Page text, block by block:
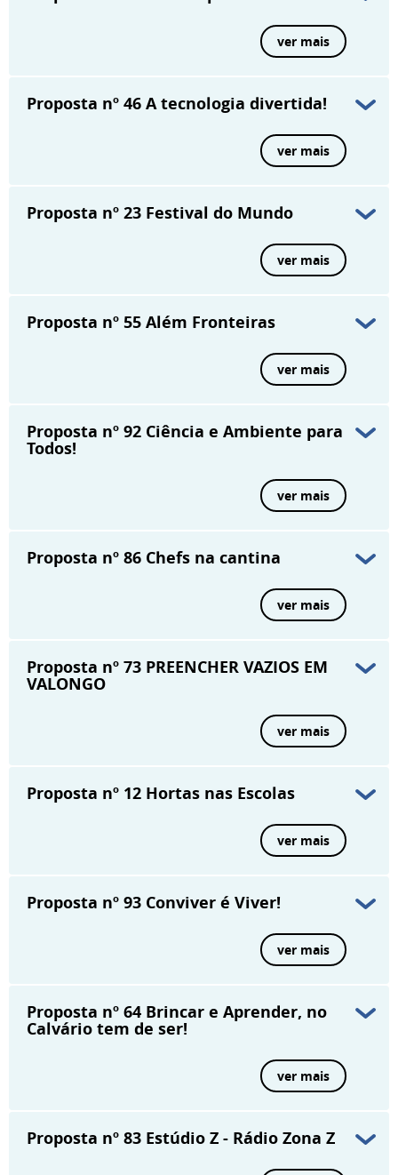
ver mais
Proposta nº 46 A tecnologia divertida!
ver mais
Proposta nº 23 Festival do Mundo
ver mais
Proposta nº 55 Além Fronteiras
ver mais
Proposta nº 92 Ciência e Ambiente para
Todos!
ver mais
Proposta nº 86 Chefs na cantina
ver mais
Proposta nº 73 PREENCHER VAZIOS EM
VALONGO
ver mais
Proposta nº 12 Hortas nas Escolas
ver mais
Proposta nº 93 Conviver é Viver!
ver mais
Proposta nº 64 Brincar e Aprender, no
Calvário tem de ser!
ver mais
Proposta nº 83 Estúdio Z - Rádio Zona Z